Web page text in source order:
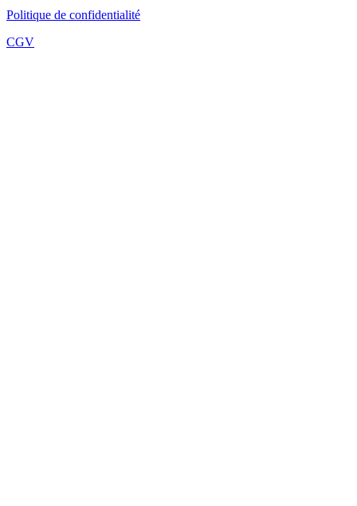
Politique de confidentialité
CGV